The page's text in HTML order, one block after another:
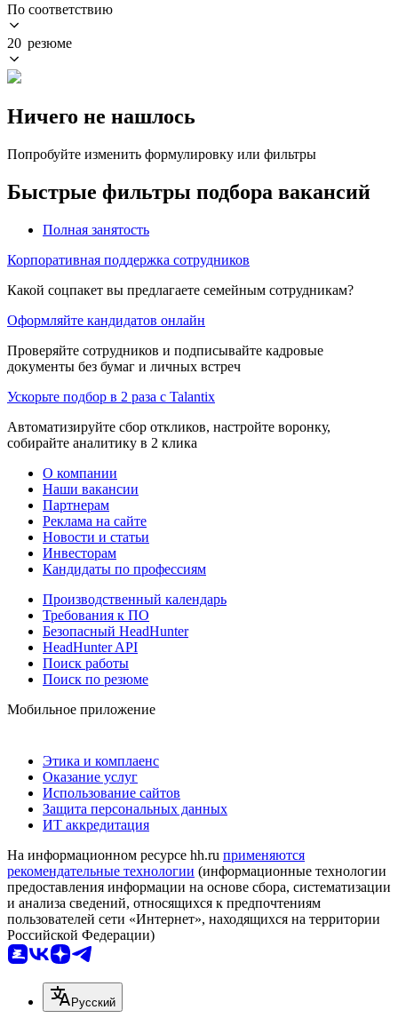
По соответствию
20 резюме
Ничего не нашлось
Попробуйте изменить формулировку или фильтры
Быстрые фильтры подбора вакансий
Полная занятость
Корпоративная поддержка сотрудников
Какой соцпакет вы предлагаете семейным сотрудникам?
Оформляйте кандидатов онлайн
Проверяйте сотрудников и подписывайте кадровые
документы без бумаг и личных встреч
Ускорьте подбор в 2 раза с Talantix
Автоматизируйте сбор откликов, настройте воронку,
собирайте аналитику в 2 клика
О компании
Наши вакансии
Партнерам
Реклама на сайте
Новости и статьи
Инвесторам
Кандидаты по профессиям
Производственный календарь
Требования к ПО
Безопасный HeadHunter
HeadHunter API
Поиск работы
Поиск по резюме
Мобильное приложение
Этика и комплаенс
Оказание услуг
Использование сайтов
Защита персональных данных
ИТ аккредитация
На информационном ресурсе hh.ru применяются
рекомендательные технологии (информационные технологии
предоставления информации на основе сбора, систематизации
и анализа сведений, относящихся к предпочтениям
пользователей сети «Интернет», находящихся на территории
Российской Федерации)
Русский